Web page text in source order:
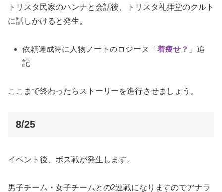
トリスタ民家のハンナと会話後、トリスタ礼拝堂のクルト
に話しかけると発生。
依頼達成時に人物ノートのロジーヌ「着痩せ？ 」追
記
ここまで終わったらストーリーを進行させましょう。
8/25
イベント後、ボス戦が発生します。
男子チーム・女子チームとの2連戦になりますのでアナラ